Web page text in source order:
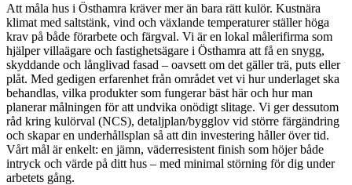
Att måla hus i Östhamra kräver mer än bara rätt kulör. Kustnära
klimat med saltstänk, vind och växlande temperaturer ställer höga
krav på både förarbete och färgval. Vi är en lokal målerifirma som
hjälper villaägare och fastighetsägare i Östhamra att få en snygg,
skyddande och långlivad fasad – oavsett om det gäller trä, puts eller
plåt. Med gedigen erfarenhet från området vet vi hur underlaget ska
behandlas, vilka produkter som fungerar bäst här och hur man
planerar målningen för att undvika onödigt slitage. Vi ger dessutom
råd kring kulörval (NCS), detaljplan/bygglov vid större färgändring
och skapar en underhållsplan så att din investering håller över tid.
Vårt mål är enkelt: en jämn, väderresistent finish som höjer både
intryck och värde på ditt hus – med minimal störning för dig under
arbetets gång.